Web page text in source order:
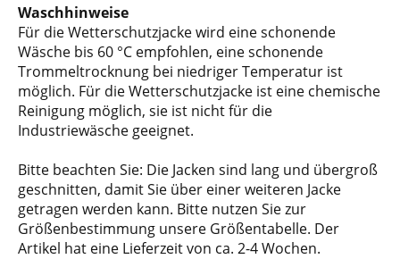
Waschhinweise
Für die Wetterschutzjacke wird eine schonende
Wäsche bis 60 °C empfohlen, eine schonende
Trommeltrocknung bei niedriger Temperatur ist
möglich. Für die Wetterschutzjacke ist eine chemische
Reinigung möglich, sie ist nicht für die
Industriewäsche geeignet.
Bitte beachten Sie: Die Jacken sind lang und übergroß
geschnitten, damit Sie über einer weiteren Jacke
getragen werden kann. Bitte nutzen Sie zur
Größenbestimmung unsere Größentabelle. Der
Artikel hat eine Lieferzeit von ca. 2-4 Wochen.